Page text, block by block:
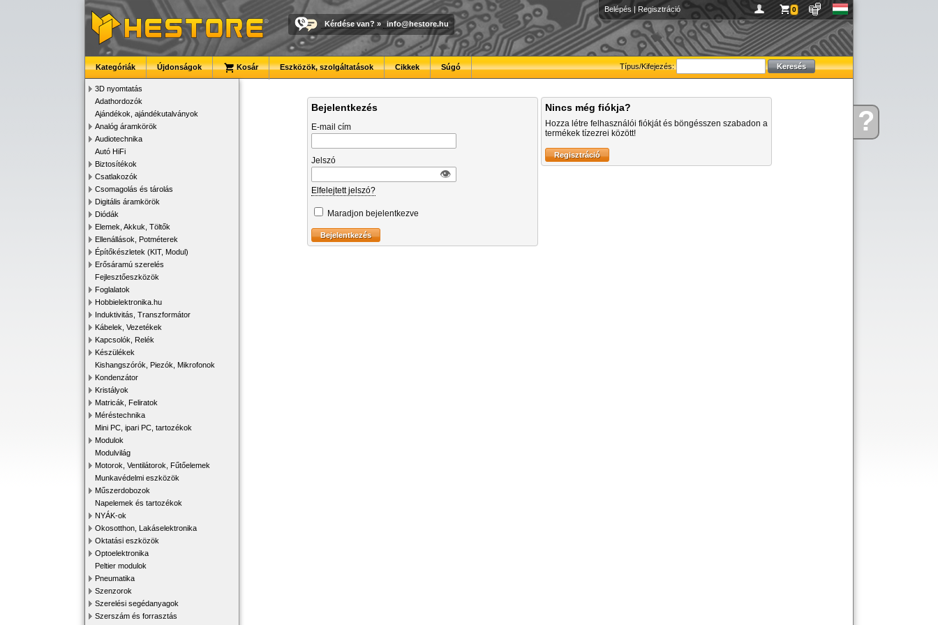
Kérdése?
Belépés | Regisztráció 0
Kérdése van? » info@hestore.hu
Típus/Kifejezés:
Kategóriák Újdonságok Kosár Eszközök, szolgáltatások Cikkek Súgó
3D nyomtatás
Adathordozók
Ajándékok, ajándékutalványok
Analóg áramkörök
Audiotechnika
Autó HiFi
Biztosítékok
Csatlakozók
Csomagolás és tárolás
Digitális áramkörök
Diódák
Elemek, Akkuk, Töltők
Ellenállások, Potméterek
Építőkészletek (KIT, Modul)
Erősáramú szerelés
Fejlesztőeszközök
Foglalatok
Hobbielektronika.hu
Induktivitás, Transzformátor
Kábelek, Vezetékek
Kapcsolók, Relék
Készülékek
Kishangszórók, Piezók, Mikrofonok
Kondenzátor
Kristályok
Matricák, Feliratok
Méréstechnika
Mini PC, ipari PC, tartozékok
Modulok
Modulvilág
Motorok, Ventilátorok, Fűtőelemek
Munkavédelmi eszközök
Műszerdobozok
Napelemek és tartozékok
NYÁK-ok
Okosotthon, Lakáselektronika
Oktatási eszközök
Optoelektronika
Peltier modulok
Pneumatika
Szenzorok
Szerelési segédanyagok
Szerszám és forrasztás
Bejelentkezés
E-mail cím
Jelszó
👁︎
Elfelejtett jelszó?
Maradjon bejelentkezve
Nincs még fiókja?
Hozza létre felhasználói fiókját és böngésszen szabadon a
termékek tízezrei között!